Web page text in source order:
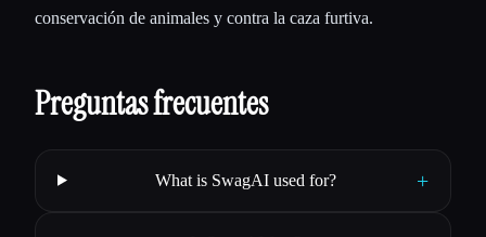
conservación de animales y contra la caza furtiva.
Preguntas frecuentes
What is SwagAI used for? +